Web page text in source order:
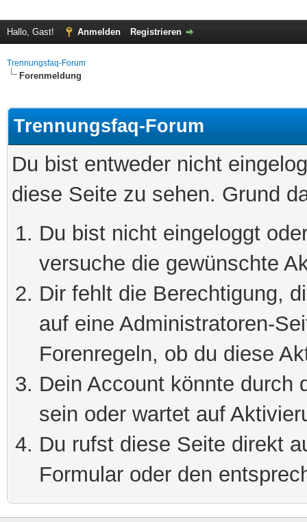
Hallo, Gast! Anmelden Registrieren
Trennungsfaq-Forum
Forenmeldung
Trennungsfaq-Forum
Du bist entweder nicht
diese Seite zu sehen. Grund
Du bist nicht eingeloggt
versuche die gewünschte
Dir fehlt die Berechtigung,
auf eine Administratoren-
Forenregeln, ob du diese
Dein Account könnte durch
sein oder wartet auf
Du rufst diese Seite direkt
Formular oder den